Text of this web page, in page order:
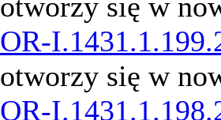
OR-
otworzy się w
OR-